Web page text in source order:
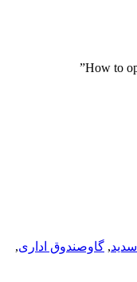
, گاوصندوق اداری,